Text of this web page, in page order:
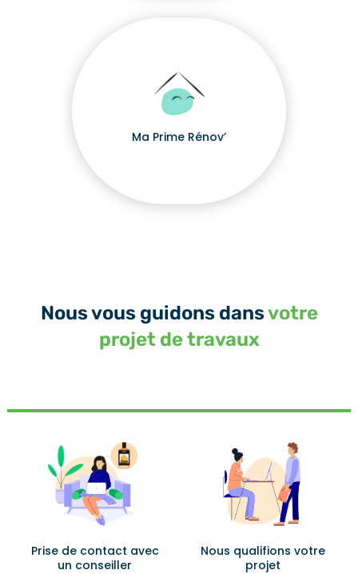
Ma Prime Rénov’
Nous vous guidons dansvotre
projet de travaux
Prise de contact avec
un conseiller
Nous qualifions votre
projet